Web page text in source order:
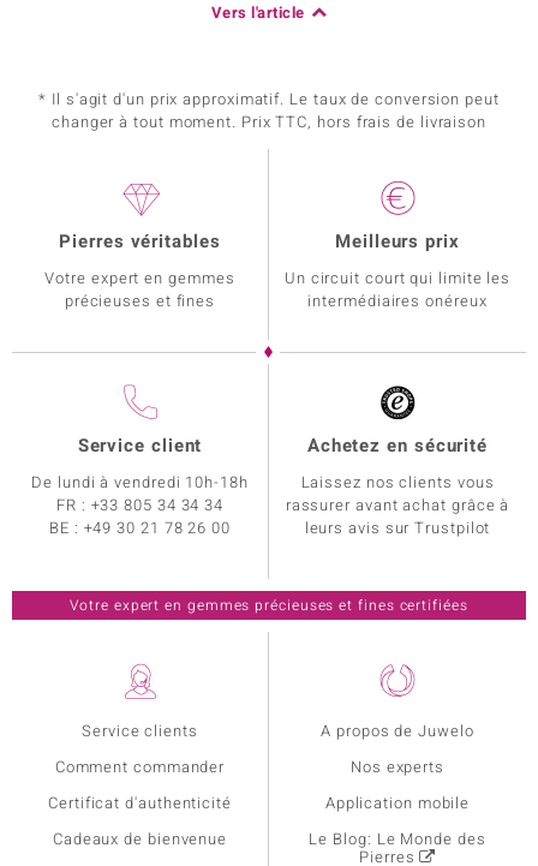
Vers l'article
* Il s'agit d'un prix approximatif. Le taux de conversion peut
changer à tout moment. Prix TTC, hors frais de livraison
Service clients
Comment commander
Certificat d'authenticité
Cadeaux de bienvenue
A propos de Juwelo
Nos experts
Application mobile
Le Blog: Le Monde des
Pierres
Pierres véritables
Votre expert en gemmes
précieuses et fines
Meilleurs prix
Un circuit court qui limite les
intermédiaires onéreux
Service client
De lundi à vendredi 10h-18h
FR : +33 805 34 34 34
BE : +49 30 21 78 26 00
Achetez en sécurité
Laissez nos clients vous
rassurer avant achat grâce à
leurs avis sur Trustpilot
Votre expert en gemmes précieuses et fines certifiées